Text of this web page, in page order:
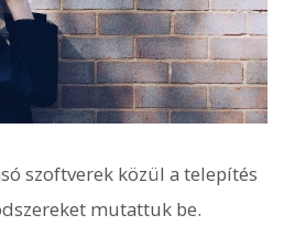
szoftverek közül a telepítés
mutattuk be.